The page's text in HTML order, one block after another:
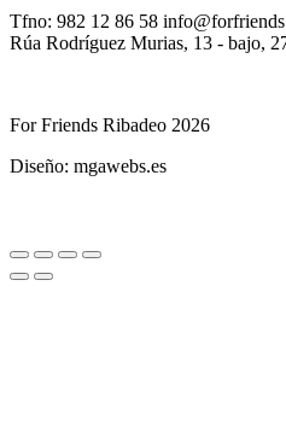
Tfno: 982 12 86 58
Rúa Rodríguez Murias, 13 - bajo,
For Friends Ribadeo 2026
Diseño: mgawebs.es